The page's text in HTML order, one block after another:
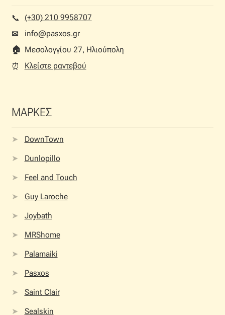
📞︎
(+30) 210 9958707
✉
info@pasxos.gr
🏠︎ Μεσολογγίου 27, Ηλιούπολη
⏰︎
Κλείστε ραντεβού
ΜΑΡΚΕΣ
DownTown
Dunlopillo
Feel and Touch
Guy Laroche
Joybath
MRShome
Palamaiki
Pasxos
Saint Clair
Sealskin